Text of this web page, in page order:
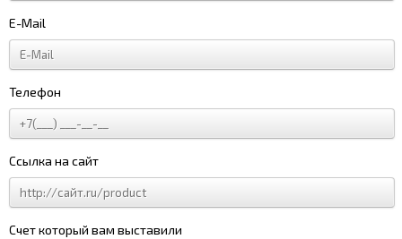
E-Mail
Телефон
Ссылка на сайт
Счет который вам выставили